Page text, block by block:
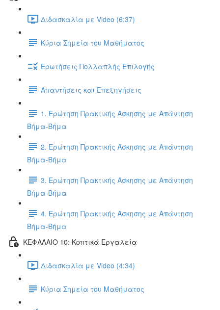
Διδασκαλία με Video (6:37)
Κύρια Σημεία του Μαθήματος
Ερωτήσεις Πολλαπλής Επιλογής
Απαντήσεις και Επεξηγήσεις
1. Ερώτηση Πρακτικής Άσκησης με Απάντηση
Βήμα-Βήμα
2. Ερώτηση Πρακτικής Άσκησης με Απάντηση
Βήμα-Βήμα
3. Ερώτηση Πρακτικής Άσκησης με Απάντηση
Βήμα-Βήμα
4. Ερώτηση Πρακτικής Άσκησης με Απάντηση
Βήμα-Βήμα
ΚΕΦΑΛΑΙΟ 10: Κοπτικά Εργαλεία
Διδασκαλία με Video (4:34)
Κύρια Σημεία του Μαθήματος